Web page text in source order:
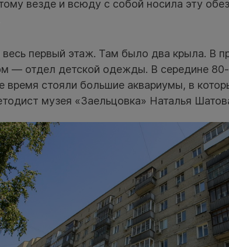
везде и всюду с собой носила эту
весь первый этаж. Там было два крыла. В
— отдел детской одежды. В середине
время стояли большие аквариумы, в
музея «Заельцовка» Наталья